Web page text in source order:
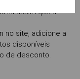
assim que a
no site, adicione a
disponíveis
de desconto.